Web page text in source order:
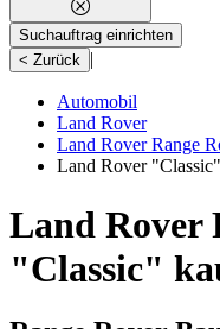
Suchauftrag einrichten
< Zurück |
Automobil
Land Rover
Land Rover Range
Land Rover "Classic"
Land Rover
"Classic"